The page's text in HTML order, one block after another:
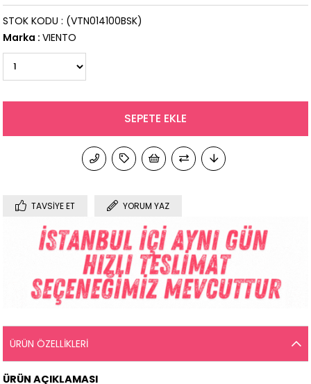
(VTN014100BSK)
STOK KODU
Marka : VIENTO
TAVSIYE ET YORUM YAZ
ÜRÜN ÖZELLIKLERI
ÜRÜN AÇIKLAMASI